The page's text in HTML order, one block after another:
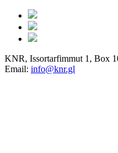
KNR, Issortarfimmut 1, Box
Email: info@knr.gl